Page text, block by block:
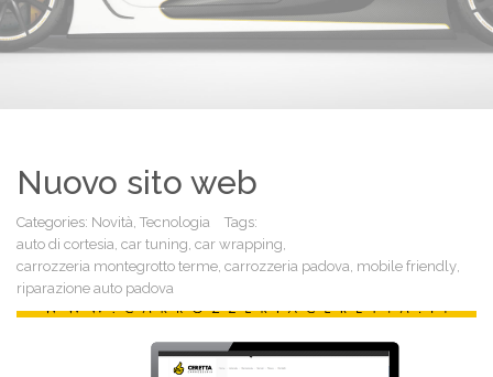
Nuovo sito web
Categories: Novità, Tecnologia
Tags:
auto di cortesia, car tuning, car wrapping,
carrozzeria montegrotto terme, carrozzeria padova, mobile friendly,
riparazione auto padova